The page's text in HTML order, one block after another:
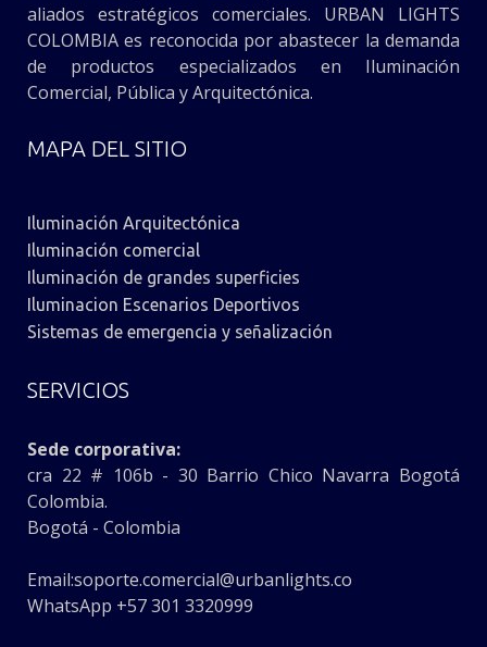
aliados estratégicos comerciales. URBAN LIGHTS
COLOMBIA es reconocida por abastecer la demanda
de productos especializados en Iluminación
Comercial, Pública y Arquitectónica.
MAPA DEL SITIO
Iluminación Arquitectónica
Iluminación comercial
Iluminación de grandes superficies
Iluminacion Escenarios Deportivos
Sistemas de emergencia y señalización
SERVICIOS
Sede corporativa:
cra 22 # 106b - 30 Barrio Chico Navarra Bogotá
Colombia.
Bogotá - Colombia
Email:soporte.comercial@urbanlights.co
WhatsApp +57 301 3320999